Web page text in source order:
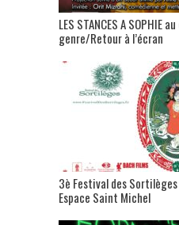
LES STANCES A SOPHIE
genre/Retour à l’écran
3è Festival des
Espace Saint Michel